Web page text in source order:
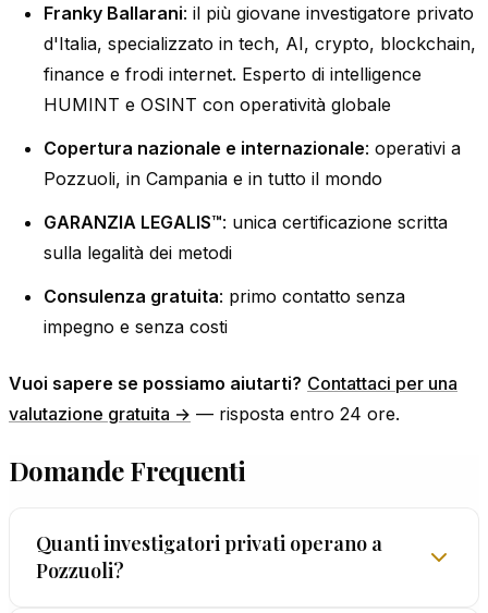
Franky Ballarani: il più giovane investigatore privato
d'Italia, specializzato in tech, AI, crypto, blockchain,
finance e frodi internet. Esperto di intelligence
HUMINT e OSINT con operatività globale
Copertura nazionale e internazionale: operativi a
Pozzuoli, in Campania e in tutto il mondo
GARANZIA LEGALIS™: unica certificazione scritta
sulla legalità dei metodi
Consulenza gratuita: primo contatto senza
impegno e senza costi
Vuoi sapere se possiamo aiutarti? Contattaci per una
valutazione gratuita → — risposta entro 24 ore.
Domande Frequenti
Quanti investigatori privati operano a
Pozzuoli?